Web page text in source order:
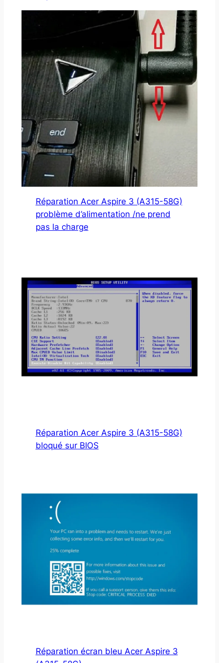
Réparation Acer Aspire 3 (A315-58G)
problème d’alimentation /ne prend
pas la charge
Réparation Acer Aspire 3 (A315-58G)
bloqué sur BIOS
Réparation écran bleu Acer Aspire 3